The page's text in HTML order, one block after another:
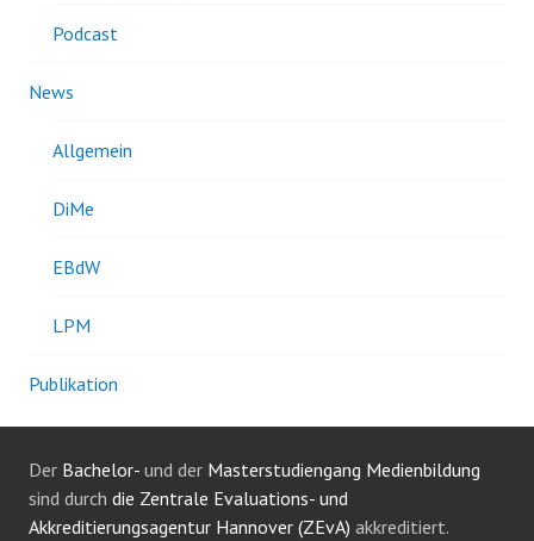
Podcast
News
Allgemein
DiMe
EBdW
LPM
Publikation
Der Bachelor- und der Masterstudiengang Medienbildung
sind durch die Zentrale Evaluations- und
Akkreditierungsagentur Hannover (ZEvA) akkreditiert.